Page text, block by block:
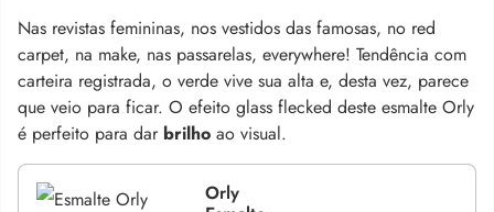
Nas revistas femininas, nos vestidos das famosas, no red
carpet, na make, nas passarelas, everywhere! Tendência com
carteira registrada, o verde vive sua alta e, desta vez, parece
que veio para ficar. O efeito glass flecked deste esmalte Orly
é perfeito para dar brilho ao visual.
Orly